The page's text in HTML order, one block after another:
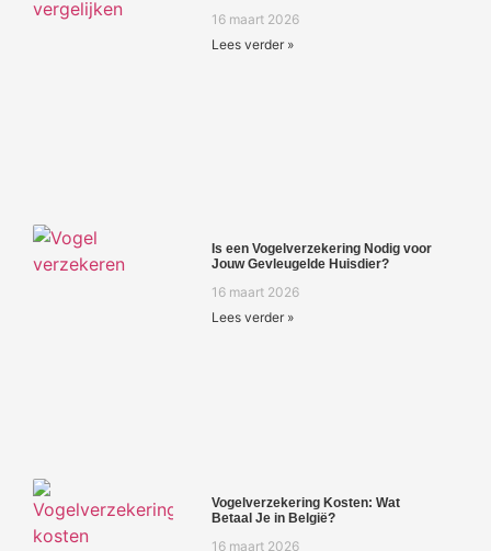
16 maart 2026
Lees verder »
Is een Vogelverzekering Nodig voor
Jouw Gevleugelde Huisdier?
16 maart 2026
Lees verder »
Vogelverzekering Kosten: Wat
Betaal Je in België?
16 maart 2026